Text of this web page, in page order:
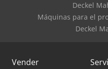
Deckel
Máquinas para el
Deckel
Vender